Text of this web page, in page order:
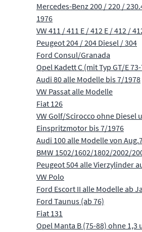
Mercedes-Benz 200 / 220 /
1976
VW 411 / 411 E / 412 E / 412 /
Peugeot 204 / 204 Diesel / 304
Ford Consul/Granada
Opel Kadett C (mit Typ GT/E
Audi 80 alle Modelle bis 7/1978
VW Passat alle Modelle
Fiat 126
VW Golf/Scirocco ohne Diesel
Einspritzmotor bis 7/1976
Audi 100 alle Modelle von
BMW 1502/1602/1802/2002/
Peugeot 504 alle Vierzylinder
VW Polo
Ford Escort II alle Modelle ab
Ford Taunus (ab 76)
Fiat 131
Opel Manta B (75-88) ohne 1,3